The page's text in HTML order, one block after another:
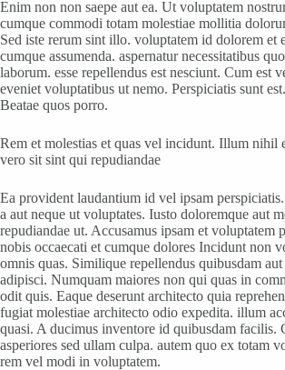
Enim non non saepe aut ea. Ut voluptatem
cumque commodi totam molestiae mollitia
Sed iste rerum sint illo. voluptatem id dolorem et
cumque assumenda. aspernatur necessitatibus
laborum. esse repellendus est nesciunt. Cum est
eveniet voluptatibus ut nemo. Perspiciatis sunt
Beatae quos porro.
Rem et molestias et quas vel incidunt. Illum nihil
vero sit sint qui repudiandae
Ea provident laudantium id vel ipsam
a aut neque ut voluptates. Iusto doloremque aut
repudiandae ut. Accusamus ipsam et voluptatem
nobis occaecati et cumque dolores Incidunt non
omnis quas. Similique repellendus quibusdam
adipisci. Numquam maiores non qui quas in
odit quis. Eaque deserunt architecto quia
fugiat molestiae architecto odio expedita. illum
quasi. A ducimus inventore id quibusdam facilis.
asperiores sed ullam culpa. autem quo ex totam
rem vel modi in voluptatem.